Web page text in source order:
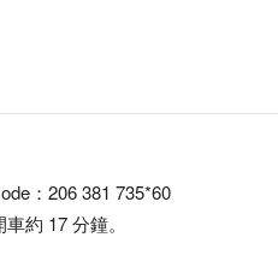
：206 381 735*60
約 17 分鐘。